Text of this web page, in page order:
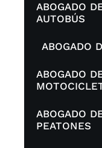
ABOGADO
AUTOBÚS
ABOGADO
ABOGADO
ABOGADO
PEATONES